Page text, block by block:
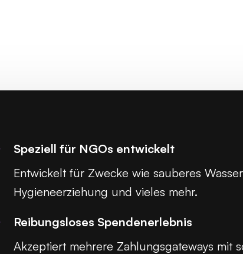
Speziell für NGOs entwickelt
Entwickelt für Zwecke wie sauberes
Hygieneerziehung und vieles mehr.
Reibungsloses Spendenerlebnis
Akzeptiert mehrere Zahlungsgateways mit